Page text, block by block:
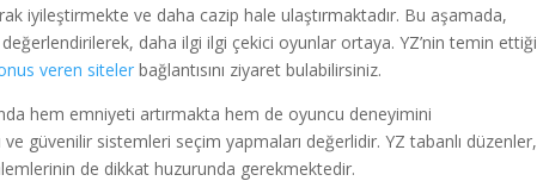
iyileştirmekte ve daha cazip hale ulaştırmaktadır. Bu aşamada,
değerlendirilerek, daha ilgi ilgi çekici oyunlar ortaya. YZ’nin temin ettiği
veren siteler bağlantısını ziyaret bulabilirsiniz.
hem emniyeti artırmakta hem de oyuncu deneyimini
ve güvenilir sistemleri seçim yapmaları değerlidir. YZ tabanlı düzenler,
de dikkat huzurunda gerekmektedir.